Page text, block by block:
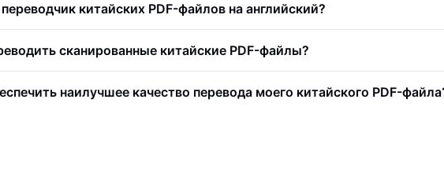
китайских PDF-файлов на английский?
сканированные китайские PDF-файлы?
наилучшее качество перевода моего китайского PDF-